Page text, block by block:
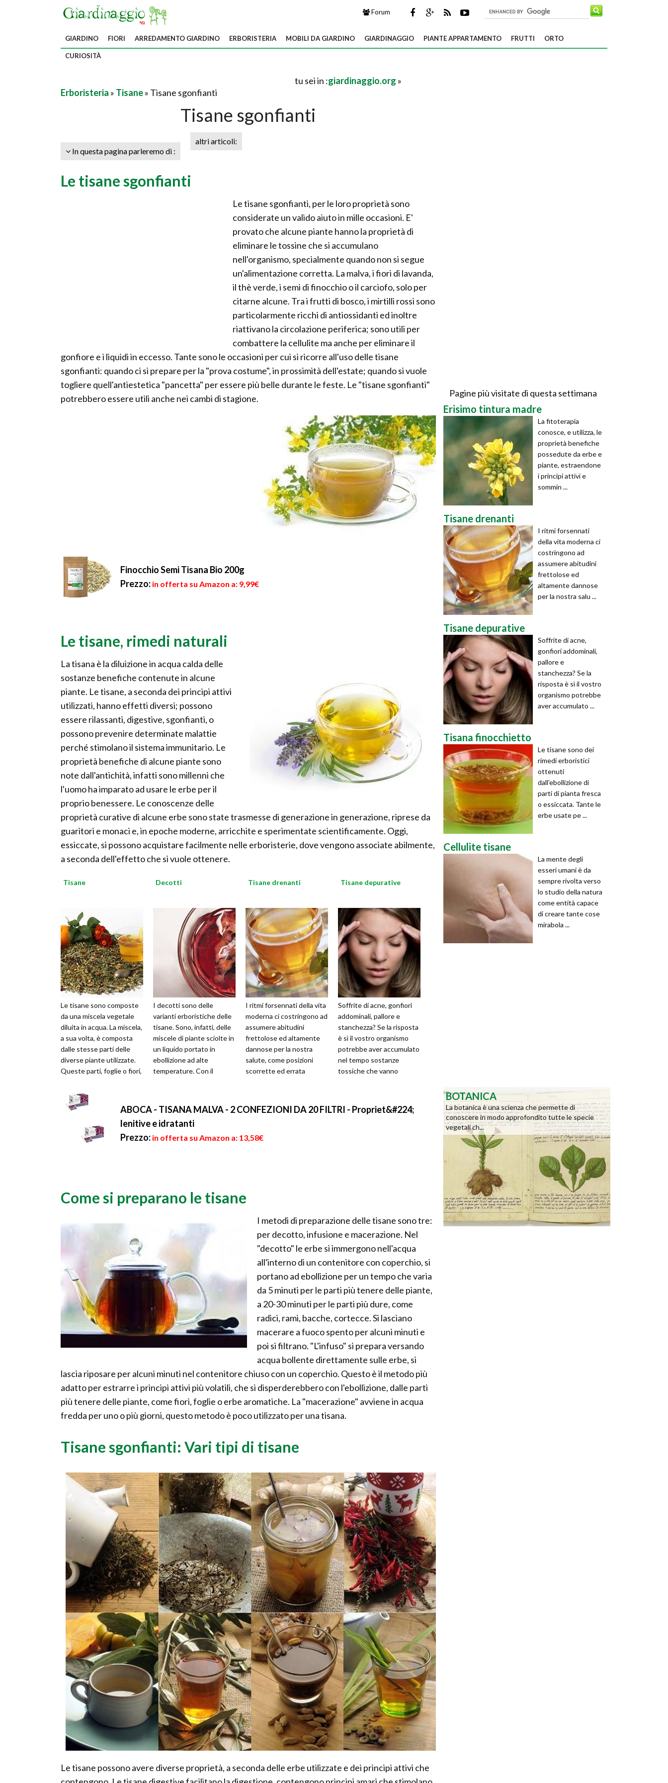
Forum
GIARDINO FIORI ARREDAMENTO GIARDINO ERBORISTERIA MOBILI DA GIARDINO GIARDINAGGIO PIANTE APPARTAMENTO FRUTTI ORTO
CURIOSITÀ
tu sei in :giardinaggio.org »
Erboristeria » Tisane» Tisane sgonfianti
Tisane sgonfianti
In questa pagina parleremo di :
altri articoli:
Le tisane sgonfianti
Le tisane sgonfianti, per le loro proprietà sono
considerate un valido aiuto in mille occasioni. E'
provato che alcune piante hanno la proprietà di
eliminare le tossine che si accumulano
nell'organismo, specialmente quando non si segue
un'alimentazione corretta. La malva, i fiori di lavanda,
il thè verde, i semi di finocchio o il carciofo, solo per
citarne alcune. Tra i frutti di bosco, i mirtilli rossi sono
particolarmente ricchi di antiossidanti ed inoltre
riattivano la circolazione periferica; sono utili per
combattere la cellulite ma anche per eliminare il
gonfiore e i liquidi in eccesso. Tante sono le occasioni per cui si ricorre all'uso delle tisane
sgonfianti: quando ci si prepare per la "prova costume", in prossimità dell'estate; quando si vuole
togliere quell'antiestetica "pancetta" per essere più belle durante le feste. Le "tisane sgonfianti"
potrebbero essere utili anche nei cambi di stagione.
Finocchio Semi Tisana Bio 200g
Prezzo: in offerta su Amazon a: 9,99€
Le tisane, rimedi naturali
La tisana è la diluizione in acqua calda delle
sostanze benefiche contenute in alcune
piante. Le tisane, a seconda dei principi attivi
utilizzati, hanno effetti diversi; possono
essere rilassanti, digestive, sgonfianti, o
possono prevenire determinate malattie
perché stimolano il sistema immunitario. Le
proprietà benefiche di alcune piante sono
note dall'antichità, infatti sono millenni che
l'uomo ha imparato ad usare le erbe per il
proprio benessere. Le conoscenze delle
proprietà curative di alcune erbe sono state trasmesse di generazione in generazione, riprese da
guaritori e monaci e, in epoche moderne, arricchite e sperimentate scientificamente. Oggi,
essiccate, si possono acquistare facilmente nelle erboristerie, dove vengono associate abilmente,
a seconda dell'effetto che si vuole ottenere.
Tisane
Le tisane sono composte
da una miscela vegetale
diluita in acqua. La miscela,
a sua volta, è composta
dalle stesse parti delle
diverse piante utilizzate.
Queste parti, foglie o fiori,
Decotti
I decotti sono delle
varianti erboristiche delle
tisane. Sono, infatti, delle
miscele di piante sciolte in
un liquido portato in
ebollizione ad alte
temperature. Con il
Tisane drenanti
I ritmi forsennati della vita
moderna ci costringono ad
assumere abitudini
frettolose ed altamente
dannose per la nostra
salute, come posizioni
scorrette ed errata
Tisane depurative
Soffrite di acne, gonfiori
addominali, pallore e
stanchezza? Se la risposta
è sì il vostro organismo
potrebbe aver accumulato
nel tempo sostanze
tossiche che vanno
ABOCA - TISANA MALVA - 2 CONFEZIONI DA 20 FILTRI - Propriet&#224;
lenitive e idratanti
Prezzo: in offerta su Amazon a: 13,58€
Come si preparano le tisane
I metodi di preparazione delle tisane sono tre:
per decotto, infusione e macerazione. Nel
"decotto" le erbe si immergono nell'acqua
all'interno di un contenitore con coperchio, si
portano ad ebollizione per un tempo che varia
da 5 minuti per le parti più tenere delle piante,
a 20-30 minuti per le parti più dure, come
radici, rami, bacche, cortecce. Si lasciano
macerare a fuoco spento per alcuni minuti e
poi si filtrano. "L'infuso" si prepara versando
acqua bollente direttamente sulle erbe, si
lascia riposare per alcuni minuti nel contenitore chiuso con un coperchio. Questo è il metodo più
adatto per estrarre i principi attivi più volatili, che si disperderebbero con l'ebollizione, dalle parti
più tenere delle piante, come fiori, foglie o erbe aromatiche. La "macerazione" avviene in acqua
fredda per uno o più giorni, questo metodo è poco utilizzato per una tisana.
Tisane sgonfianti: Vari tipi di tisane
Le tisane possono avere diverse proprietà, a seconda delle erbe utilizzate e dei principi attivi che
Pagine più visitate di questa settimana
Erisimo tintura madre
La fitoterapia
conosce, e utilizza, le
proprietà benefiche
possedute da erbe e
piante, estraendone
i principi attivi e
sommin ...
Tisane drenanti
I ritmi forsennati
della vita moderna ci
costringono ad
assumere abitudini
frettolose ed
altamente dannose
per la nostra salu ...
Tisane depurative
Soffrite di acne,
gonfiori addominali,
pallore e
stanchezza? Se la
risposta è sì il vostro
organismo potrebbe
aver accumulato ...
Tisana finocchietto
Le tisane sono dei
rimedi erboristici
ottenuti
dall’ebollizione di
parti di pianta fresca
o essiccata. Tante le
erbe usate pe ...
Cellulite tisane
La mente degli
esseri umani è da
sempre rivolta verso
lo studio della natura
come entità capace
di creare tante cose
mirabola ...
BOTANICA
La botanica è una scienza che permette di
conoscere in modo approfondito tutte le specie
vegetali ch...